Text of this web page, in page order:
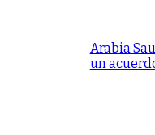
Arabia
un